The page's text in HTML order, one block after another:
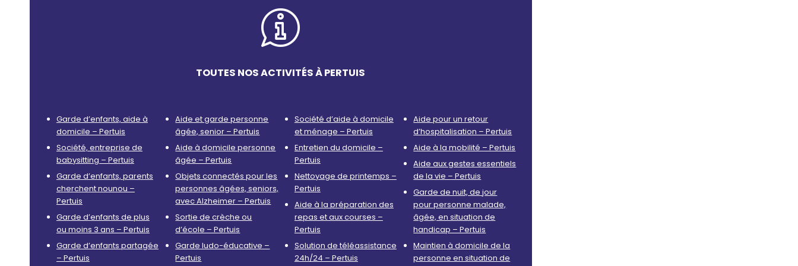
TOUTES NOS ACTIVITÉS À PERTUIS
Garde d’enfants, aide à
domicile – Pertuis
Société, entreprise de
babysitting – Pertuis
Garde d’enfants, parents
cherchent nounou –
Pertuis
Garde d’enfants de plus
ou moins 3 ans – Pertuis
Garde d’enfants partagée
– Pertuis
Aide et garde personne
âgée, senior – Pertuis
Aide à domicile personne
âgée – Pertuis
Objets connectés pour les
personnes âgées, seniors,
avec Alzheimer – Pertuis
Sortie de crèche ou
d’école – Pertuis
Garde ludo-éducative –
Pertuis
Société d’aide à domicile
et ménage – Pertuis
Entretien du domicile –
Pertuis
Nettoyage de printemps –
Pertuis
Aide à la préparation des
repas et aux courses –
Pertuis
Solution de téléassistance
24h/24 – Pertuis
Aide pour un retour
d’hospitalisation – Pertuis
Aide à la mobilité – Pertuis
Aide aux gestes essentiels
de la vie – Pertuis
Garde de nuit, de jour
pour personne malade,
âgée, en situation de
handicap – Pertuis
Maintien à domicile de la
personne en situation de